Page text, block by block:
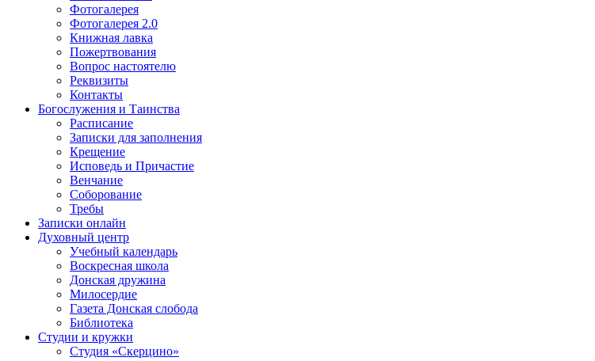
Фотогалерея
Фотогалерея 2.0
Книжная лавка
Пожертвования
Вопрос настоятелю
Реквизиты
Контакты
Богослужения и Таинства
Расписание
Записки для заполнения
Крещение
Исповедь и Причастие
Венчание
Соборование
Требы
Записки онлайн
Духовный центр
Учебный календарь
Воскресная школа
Донская дружина
Милосердие
Газета Донская слобода
Библиотека
Студии и кружки
Студия «Скерцино»